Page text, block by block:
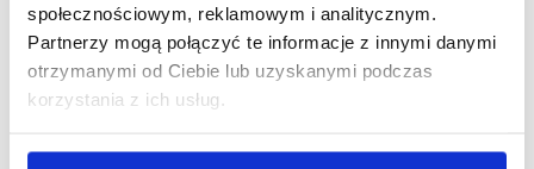
społecznościowym, reklamowym i analitycznym.
Partnerzy mogą połączyć te informacje z innymi danymi
otrzymanymi od Ciebie lub uzyskanymi podczas
korzystania z ich usług.
Średnia arytmetyczna ocen z toku studiów.
Zasady przeliczania wyników znajdują się tutaj.
Opis kierunku i/lub specjalności znajduje się